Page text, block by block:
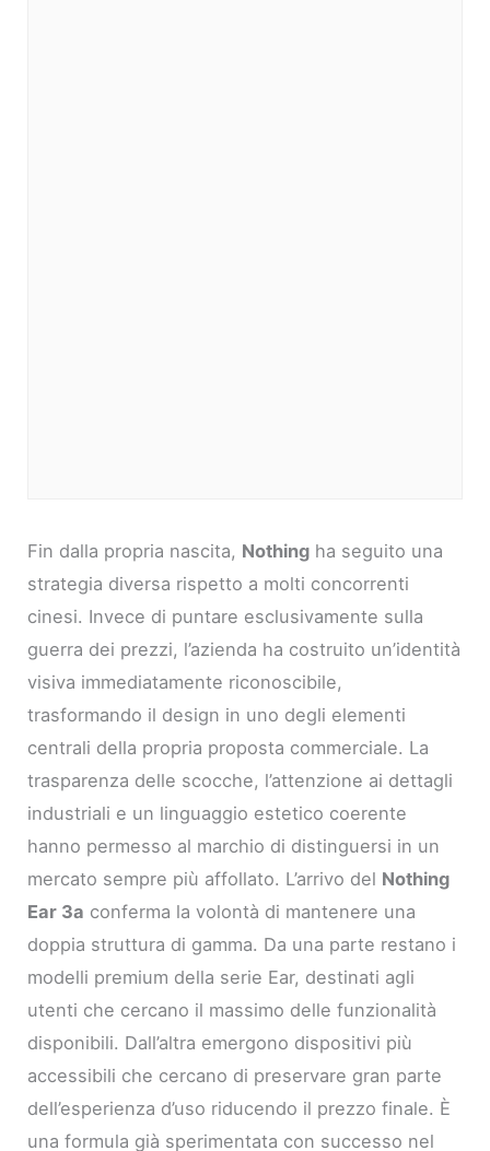
Fin dalla propria nascita, Nothing ha seguito una
strategia diversa rispetto a molti concorrenti
cinesi. Invece di puntare esclusivamente sulla
guerra dei prezzi, l’azienda ha costruito un’identità
visiva immediatamente riconoscibile,
trasformando il design in uno degli elementi
centrali della propria proposta commerciale. La
trasparenza delle scocche, l’attenzione ai dettagli
industriali e un linguaggio estetico coerente
hanno permesso al marchio di distinguersi in un
mercato sempre più affollato. L’arrivo del Nothing
Ear 3a conferma la volontà di mantenere una
doppia struttura di gamma. Da una parte restano i
modelli premium della serie Ear, destinati agli
utenti che cercano il massimo delle funzionalità
disponibili. Dall’altra emergono dispositivi più
accessibili che cercano di preservare gran parte
dell’esperienza d’uso riducendo il prezzo finale. È
una formula già sperimentata con successo nel